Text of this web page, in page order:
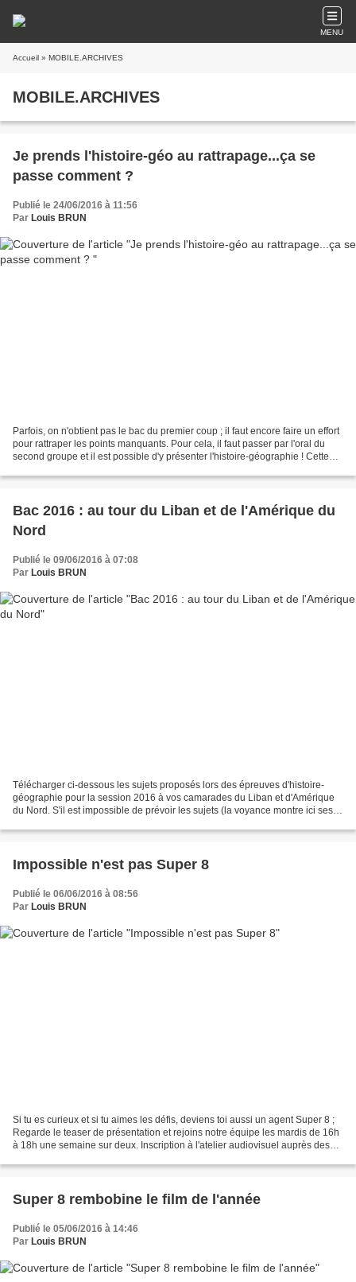
MENU
Accueil » MOBILE.ARCHIVES
MOBILE.ARCHIVES
Je prends l'histoire-géo au rattrapage...ça se
passe comment ?
Publié le 24/06/2016 à 11:56
Par Louis BRUN
Parfois, on n'obtient pas le bac du premier coup ; il faut encore faire un effort
pour rattraper les points manquants. Pour cela, il faut passer par l'oral du
second groupe et il est possible d'y présenter l'histoire-géographie ! Cette
Bac 2016 : au tour du Liban et de l'Amérique du
Nord
Publié le 09/06/2016 à 07:08
Par Louis BRUN
Télécharger ci-dessous les sujets proposés lors des épreuves d'histoire-
géographie pour la session 2016 à vos camarades du Liban et d'Amérique
du Nord. S'il est impossible de prévoir les sujets (la voyance montre ici ses
Impossible n'est pas Super 8
Publié le 06/06/2016 à 08:56
Par Louis BRUN
Si tu es curieux et si tu aimes les défis, deviens toi aussi un agent Super 8 ;
Regarde le teaser de présentation et rejoins notre équipe les mardis de 16h
à 18h une semaine sur deux. Inscription à l'atelier audiovisuel auprès des
Super 8 rembobine le film de l'année
Publié le 05/06/2016 à 14:46
Par Louis BRUN